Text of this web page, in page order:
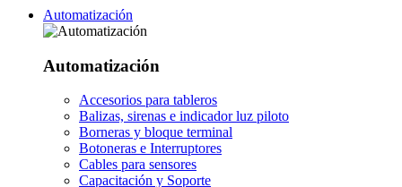
Automatización
Automatización
Accesorios para tableros
Balizas, sirenas e indicador luz piloto
Borneras y bloque terminal
Botoneras e Interruptores
Cables para sensores
Capacitación y Soporte